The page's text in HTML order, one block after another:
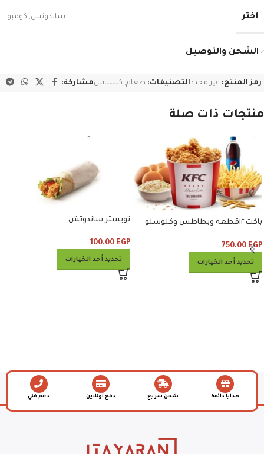
اختر ساندوتش, كومبو
الشحن والتوصيل
رمز المنتج: غير محددالتصنيفات: طعام, كنساسمشاركة:
منتجات ذات صلة
باكت ١٢قطعه وبطاطس وكلوسلو
750.00 EGP
تحديد أحد الخيارات
تويستر ساندوتش
100.00 EGP
تحديد أحد الخيارات
هدايا دائمة شحن سريع دفع أونلاين دعم فني